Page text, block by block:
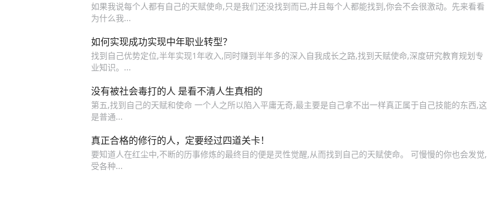
如果我说每个人都有自己的天赋使命,只是我们还没找到而已,并且每个人都能找到,你会不会很激动。先来看看
为什么我...
如何实现成功实现中年职业转型？
找到自己优势定位,半年实现1年收入,同时赚到半年多的深入自我成长之路,找到天赋使命,深度研究教育规划专
业知识。...
没有被社会毒打的人 是看不清人生真相的
第五,找到自己的天赋和使命 一个人之所以陷入平庸无奇,最主要是自己拿不出一样真正属于自己技能的东西,这
是普通...
真正合格的修行的人，定要经过四道关卡！
要知道人在红尘中,不断的历事修炼的最终目的便是灵性觉醒,从而找到自己的天赋使命。 可慢慢的你也会发觉,
受各种...